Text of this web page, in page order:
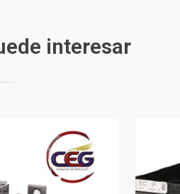
interesar